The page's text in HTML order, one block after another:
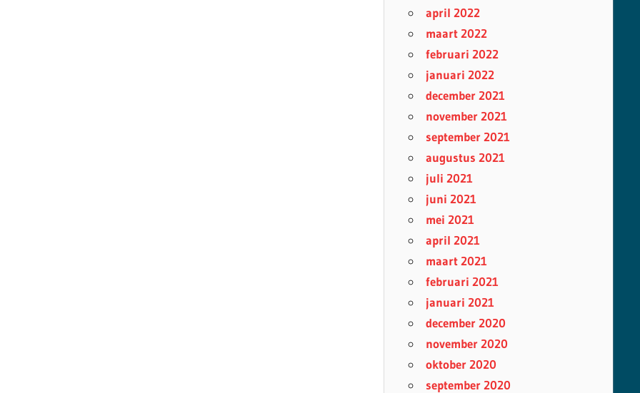
april 2022
maart 2022
februari 2022
januari 2022
december 2021
november 2021
september 2021
augustus 2021
juli 2021
juni 2021
mei 2021
april 2021
maart 2021
februari 2021
januari 2021
december 2020
november 2020
oktober 2020
september 2020